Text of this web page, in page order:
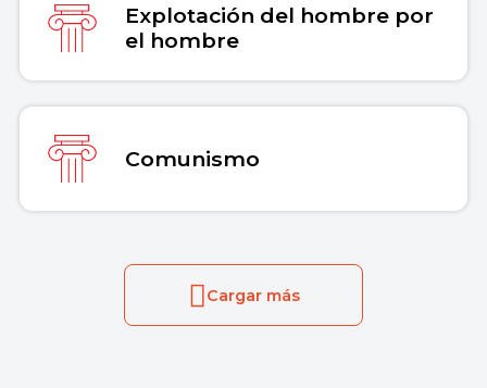
Explotación del hombre por
el hombre
Comunismo
Cargar más